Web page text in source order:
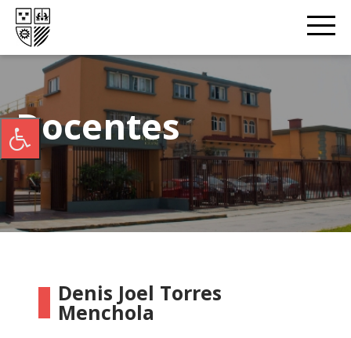
Docentes
Denis Joel Torres
Menchola